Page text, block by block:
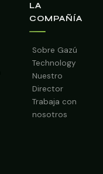
LA
COMPAÑÍA
Sobre Gazú
Technology
Nuestro
Director
Trabaja con
nosotros